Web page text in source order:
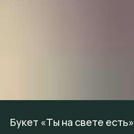
Букет «Ты на свете есть»